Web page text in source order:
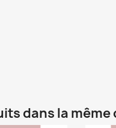
dans la même